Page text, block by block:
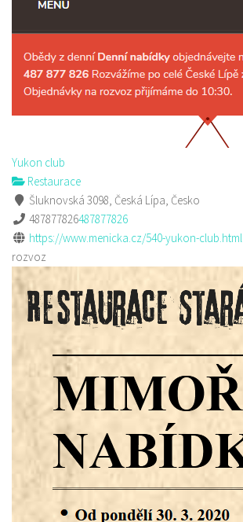
Yukon club
Restaurace
Šluknovská 3098, Česká Lípa, Česko
487877826487877826
https://www.menicka.cz/540-yukon-club.html
rozvoz